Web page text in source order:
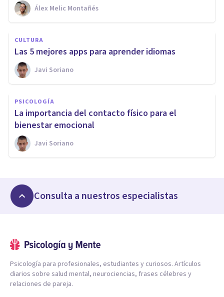
Álex Melic Montañés
CULTURA
Las 5 mejores apps para aprender idiomas
Javi Soriano
PSICOLOGÍA
La importancia del contacto físico para el
bienestar emocional
Javi Soriano
Consulta a nuestros especialistas
Psicología para profesionales, estudiantes y curiosos. Artículos
diarios sobre salud mental, neurociencias, frases célebres y
relaciones de pareja.